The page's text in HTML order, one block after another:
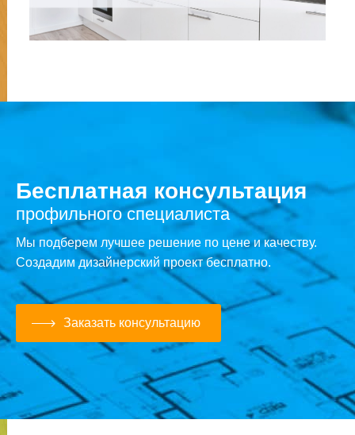
Бесплатная консультация
профильного специалиста
Мы подберем лучшее решение по цене и качеству.
Создадим дизайнерский проект бесплатно.
Заказать консультацию